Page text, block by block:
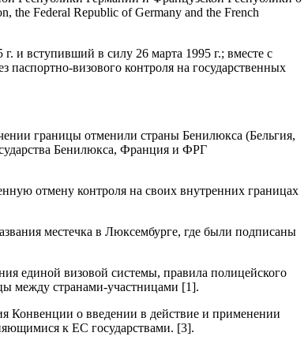
the Federal Republic of Germany and the French
и вступивший в силу 26 марта 1995 г.; вместе с
визового контроля на государственных
границы отменили страны Бенилюкса (Бельгия,
Бенилюкса, Франция и ФРГ
отмену контроля на своих внутренних границах
местечка в Люксембурге, где были подписаны
единой визовой системы, правила полицейского
между странами-участницами [1].
Конвенции о введении в действие и применении
к ЕС государствами. [3].